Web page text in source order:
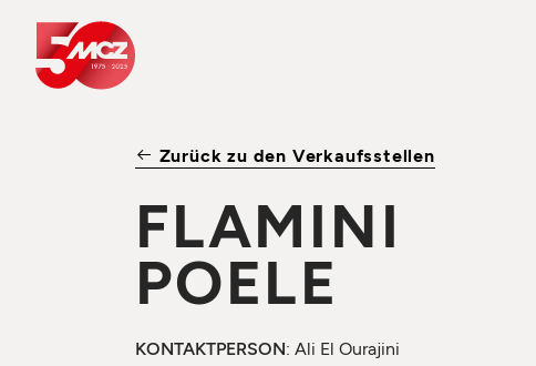
Zurück zu den Verkaufsstellen
FLAMINI
POELE
KONTAKTPERSON: Ali El Ourajini